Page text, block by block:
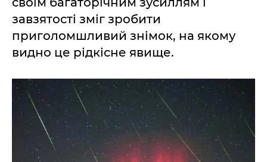
завзятості зміг зробити
приголомшливий знімок, на якому
видно це рідкісне явище.